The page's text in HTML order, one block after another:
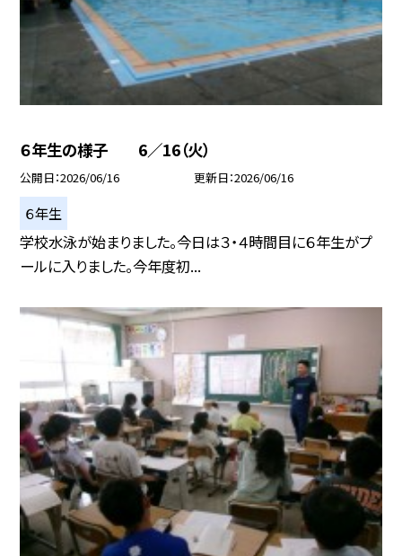
６年生の様子 6／16（火）
公開日 2026/06/16 更新日 2026/06/16
６年生
学校水泳が始まりました。今日は３・４時間目に６年生がプ
ールに入りました。今年度初...